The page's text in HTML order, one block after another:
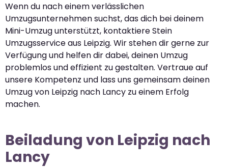
Wenn du nach einem verlässlichen
Umzugsunternehmen suchst, das dich bei deinem
Mini-Umzug unterstützt, kontaktiere Stein
Umzugsservice aus Leipzig. Wir stehen dir gerne zur
Verfügung und helfen dir dabei, deinen Umzug
problemlos und effizient zu gestalten. Vertraue auf
unsere Kompetenz und lass uns gemeinsam deinen
Umzug von Leipzig nach Lancy zu einem Erfolg
machen.
Beiladung von Leipzig nach
Lancy